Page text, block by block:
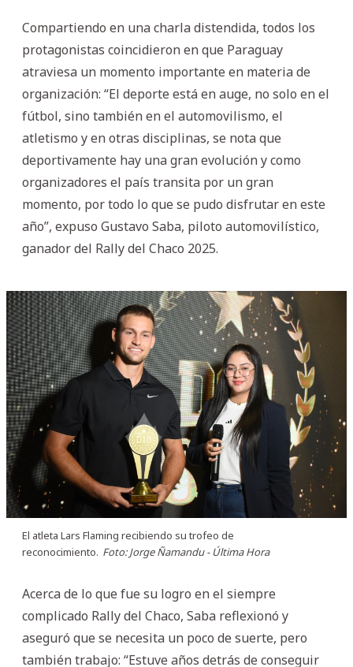
Compartiendo en una charla distendida, todos los
protagonistas coincidieron en que Paraguay
atraviesa un momento importante en materia de
organización: “El deporte está en auge, no solo en el
fútbol, sino también en el automovilismo, el
atletismo y en otras disciplinas, se nota que
deportivamente hay una gran evolución y como
organizadores el país transita por un gran
momento, por todo lo que se pudo disfrutar en este
año”, expuso Gustavo Saba, piloto automovilístico,
ganador del Rally del Chaco 2025.
El atleta Lars Flaming recibiendo su trofeo de
reconocimiento. Foto: Jorge Ñamandu - Última Hora
Acerca de lo que fue su logro en el siempre
complicado Rally del Chaco, Saba reflexionó y
aseguró que se necesita un poco de suerte, pero
también trabajo: “Estuve años detrás de conseguir